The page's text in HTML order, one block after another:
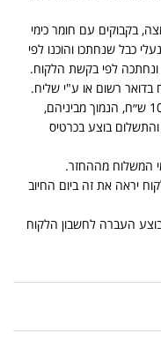
בקבוקים עם חומר כימי
כבל שנחתכו והוכנו לפי
לפי בקשת הלקוח.
רשום או ע"י שליח.
הכסף ששולם יוחזר למעט 5% דמי ביטול או 100 ש״ח, הנמוך מביניהם,
בוצע בכרטיס
המשלוח מההחזר.
יראה את זה ביום החיוב
העברה לחשבון הלקוח